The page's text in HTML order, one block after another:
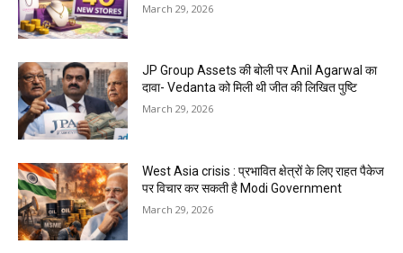
March 29, 2026
JP Group Assets की बोली पर Anil Agarwal का
दावा- Vedanta को मिली थी जीत की लिखित पुष्टि
March 29, 2026
West Asia crisis : प्रभावित क्षेत्रों के लिए राहत पैकेज
पर विचार कर सकती है Modi Government
March 29, 2026